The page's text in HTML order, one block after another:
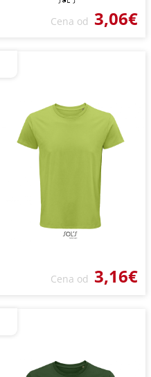
Cena od 3,06€
Cena od 3,16€